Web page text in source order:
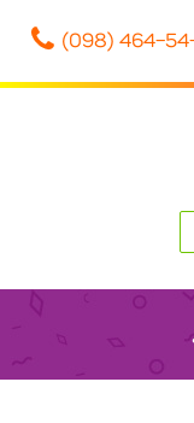
(098) 464-